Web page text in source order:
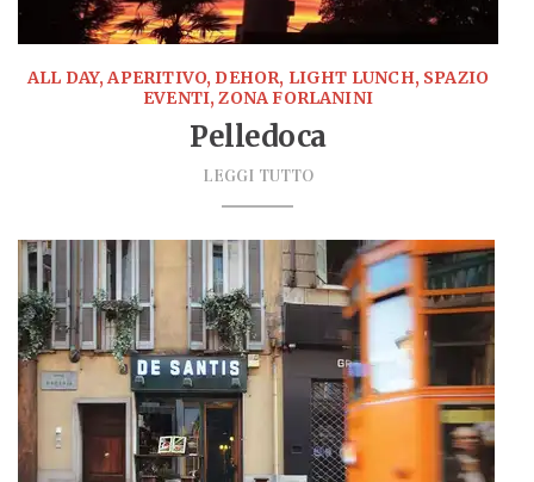
ALL DAY, APERITIVO, DEHOR, LIGHT LUNCH, SPAZIO
EVENTI, ZONA FORLANINI
Pelledoca
LEGGI TUTTO